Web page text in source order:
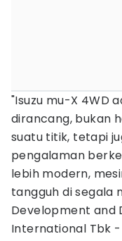
"Isuzu mu-X 4WD
dirancang, bukan
suatu titik, tetapi
pengalaman
lebih modern,
tangguh di segala
Development and
International Tbk -